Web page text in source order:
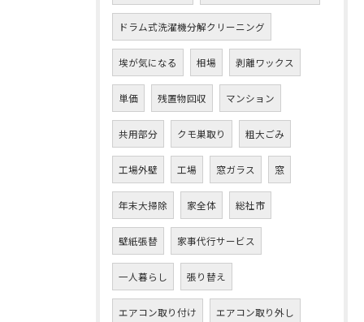
ドラム式洗濯機分解クリーニング
埃が気になる 相場 剥離ワックス
単価 残置物回収 マンション
共用部分 クモ巣取り 粗大ごみ
工場外壁 工場 窓ガラス 窓
年末大掃除 家全体 総社市
壁紙張替 家事代行サービス
一人暮らし 張り替え
エアコン取り付け エアコン取り外し